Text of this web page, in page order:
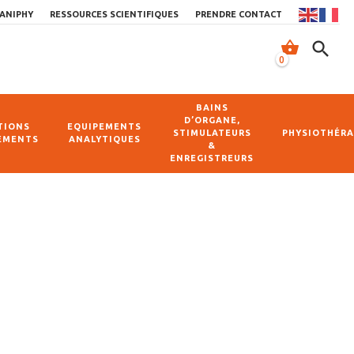
0
shopping_basket search
RESSOURCES SCIENTIFIQUES PRENDRE CONTACT
EQUIPEMENTS
ANALYTIQUES
BAINS
D’ORGANE,
STIMULATEURS
&
ENREGISTREURS